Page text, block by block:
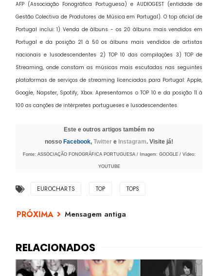
AFP (Associação Fonográfica Portuguesa) e AUDIOGEST (entidade de
Gestão Colectiva de Produtores de Música em Portugal). O top oficial de
Portugal inclui: 1) Venda de álbuns - os 20 álbuns mais vendidos em
Portugal e da posição 21 à 50 os álbuns mais vendidos de artistas
nacionais e lusodescendentes 2) TOP 10 das compilações 3) TOP de
Streaming, onde constam as músicas mais escutadas nas seguintes
plataformas de serviços de streaming licenciadas para Portugal: Apple,
Google, Napster, Spotify, Xbox. Apresentamos o TOP 10 e da posição 11 à
100 as canções de intérpretes portugueses e lusodescendentes.
Este e outros artigos também no
nosso Facebook, Twitter e Instagram. Visite já!
Fonte: ASSOCIAÇÃO FONOGRÁFICA PORTUGUESA / Imagem: GOOGLE / Vídeo:
YOUTUBE
EUROCHARTS TOP TOPS
Mensagem antiga